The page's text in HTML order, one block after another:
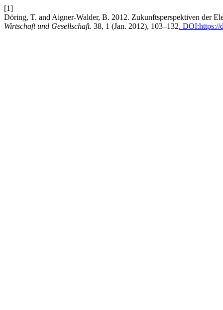
[1]
Döring, T. and Aigner-Walder, B. 2012. Zukunftsperspektiven der
Wirtschaft und Gesellschaft. 38, 1 (Jan. 2012), 103–132. DOI:https://